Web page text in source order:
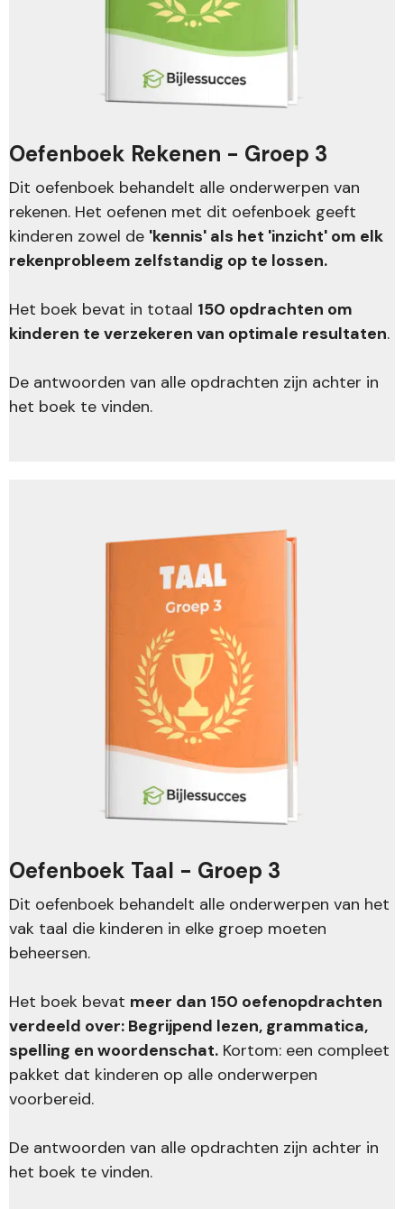
Oefenboek Rekenen - Groep 3
Dit oefenboek behandelt alle onderwerpen van
rekenen. Het oefenen met dit oefenboek geeft
kinderen zowel de 'kennis' als het 'inzicht' om elk
rekenprobleem zelfstandig op te lossen.
Het boek bevat in totaal 150 opdrachten om
kinderen te verzekeren van optimale resultaten.
De antwoorden van alle opdrachten zijn achter in
het boek te vinden.
Oefenboek Taal - Groep 3
Dit oefenboek behandelt alle onderwerpen van het
vak taal die kinderen in elke groep moeten
beheersen.
Het boek bevat meer dan 150 oefenopdrachten
verdeeld over: Begrijpend lezen, grammatica,
spelling en woordenschat. Kortom: een compleet
pakket dat kinderen op alle onderwerpen
voorbereid.
De antwoorden van alle opdrachten zijn achter in
het boek te vinden.